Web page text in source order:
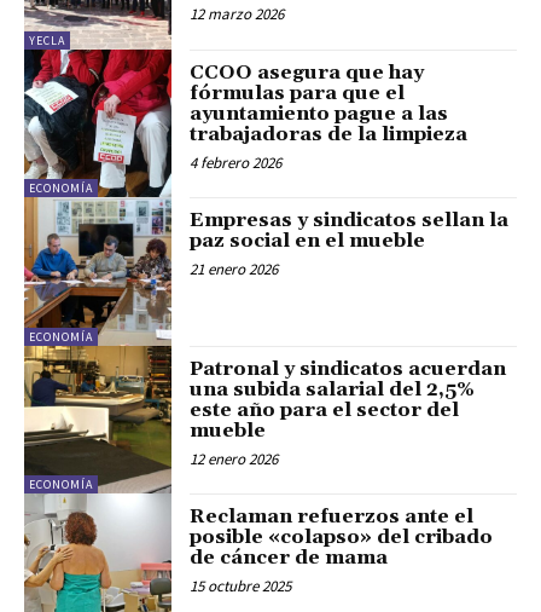
YECLA
12 marzo 2026
ECONOMÍA
CCOO asegura que hay
fórmulas para que el
ayuntamiento pague a las
trabajadoras de la limpieza
4 febrero 2026
ECONOMÍA
Empresas y sindicatos sellan la
paz social en el mueble
21 enero 2026
ECONOMÍA
Patronal y sindicatos acuerdan
una subida salarial del 2,5%
este año para el sector del
mueble
12 enero 2026
Reclaman refuerzos ante el
posible «colapso» del cribado
de cáncer de mama
15 octubre 2025